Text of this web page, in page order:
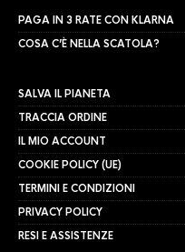
PAGA IN 3 RATE CON KLARNA
COSA C’È NELLA SCATOLA?
SALVA IL PIANETA
TRACCIA ORDINE
IL MIO ACCOUNT
COOKIE POLICY (UE)
TERMINI E CONDIZIONI
PRIVACY POLICY
RESI E ASSISTENZE